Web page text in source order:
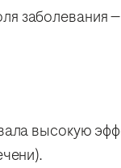
заболевания
высокую